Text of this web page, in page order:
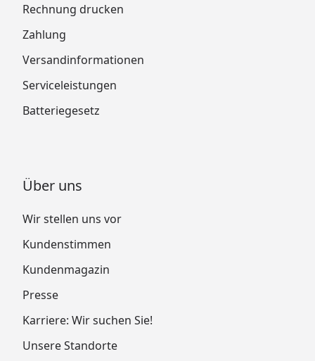
Rechnung drucken
Zahlung
Versandinformationen
Serviceleistungen
Batteriegesetz
Über uns
Wir stellen uns vor
Kundenstimmen
Kundenmagazin
Presse
Karriere: Wir suchen Sie!
Unsere Standorte